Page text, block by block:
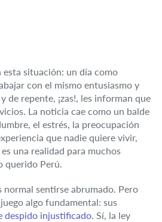
esta situación: un día como
con el mismo entusiasmo y
de repente, ¡zas!, les informan que
La noticia cae como un balde
el estrés, la preocupación
que nadie quiere vivir,
una realidad para muchos
querido Perú.
normal sentirse abrumado. Pero
algo fundamental: sus
despido injustificado. Sí, la ley